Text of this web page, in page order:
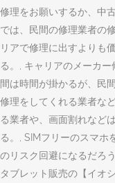
修理をお願いするか、中
では、民間の修理業者の
リアで修理に出すよりも
る。, キャリアのメーカ
間は時間が掛かるが、民
修理をしてくれる業者な
る業者や、画面割れなど
る。, SIMフリーのスマホ
のリスク回避になるだろ
タブレット販売の【イオ